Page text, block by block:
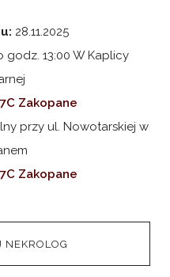
28.11.2025
godz. 13:00 W Kaplicy
Zakopane
przy ul. Nowotarskiej w
Zakopane
NEKROLOG